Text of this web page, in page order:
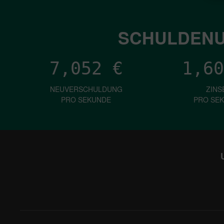
7,052 €
NEUVERSCHULDUNG
PRO SEKUNDE
PRO